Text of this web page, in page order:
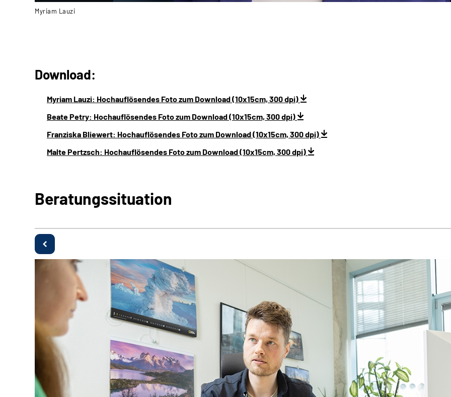
Myriam Lauzi
Download:
Myriam Lauzi: Hochauflösendes Foto zum Download (10x15cm, 300 dpi)
Beate Petry: Hochauflösendes Foto zum Download (10x15cm, 300 dpi)
Franziska Bliewert: Hochauflösendes Foto zum Download (10x15cm, 300 dpi)
Malte Pertzsch: Hochauflösendes Foto zum Download (10x15cm, 300 dpi)
Beratungssituation